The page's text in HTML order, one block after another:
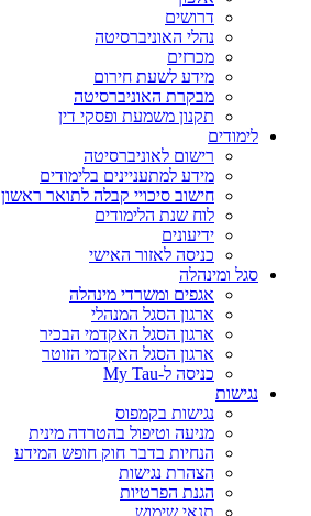
דרושים
נהלי האוניברסיטה
מכרזים
מידע לשעת חירום
מבקרת האוניברסיטה
תקנון משמעת ופסקי דין
לימודים
רישום לאוניברסיטה
מידע למתעניינים בלימודים
חישוב סיכויי קבלה לתואר ראשון
לוח שנת הלימודים
ידיעונים
כניסה לאזור האישי
סגל ומינהלה
אגפים ומשרדי מינהלה
ארגון הסגל המנהלי
ארגון הסגל האקדמי הבכיר
ארגון הסגל האקדמי הזוטר
כניסה ל-My Tau
נגישות
נגישות בקמפוס
מניעה וטיפול בהטרדה מינית
הנחיות בדבר חוק חופש המידע
הצהרת נגישות
הגנת הפרטיות